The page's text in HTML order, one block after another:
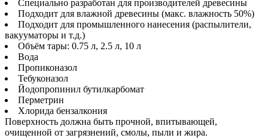
Специально разработан для производителей древесины
Подходит для влажной древесины (макс. влажность 50%)
Подходит для промышленного нанесения (распылители,
вакууматоры и т.д.)
Объём тары: 0.75 л, 2.5 л, 10 л
Вода
Пропиконазол
Тебуконазол
Йодопропинил бутилкарбомат
Перметрин
Хлорида бензалкония
Поверхность должна быть прочной, впитывающей,
очищенной от загрязнений, смолы, пыли и жира.